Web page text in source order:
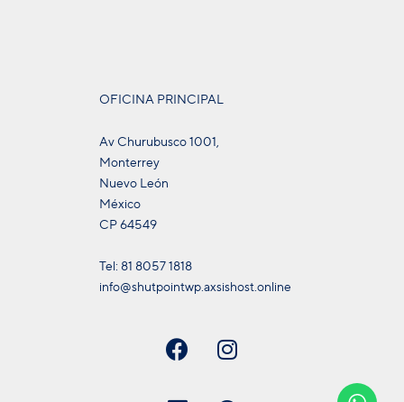
OFICINA PRINCIPAL
Av Churubusco 1001,
Monterrey
Nuevo León
México
CP 64549
Tel: 81 8057 1818
info@shutpointwp.axsishost.online